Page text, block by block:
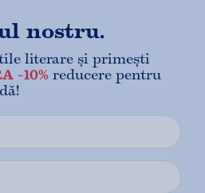
nostru.
literare și primești
-10% reducere pentru